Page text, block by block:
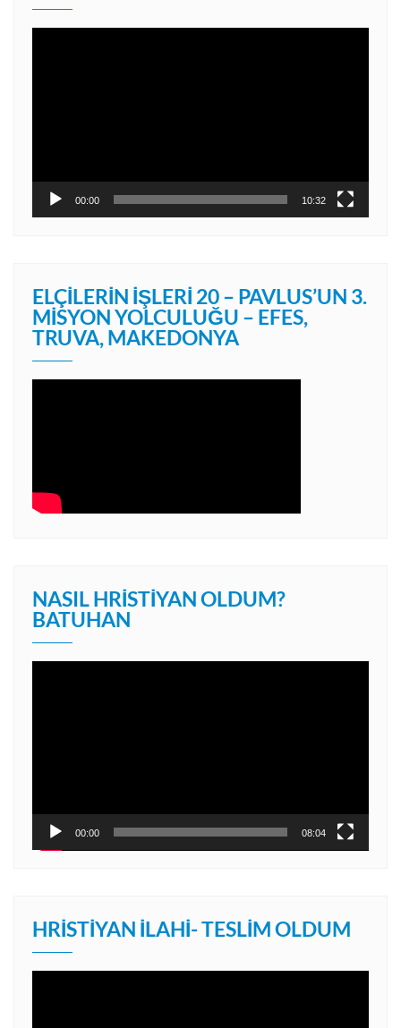
00:00 10:32
ELÇILERIN İŞLERI 20 – PAVLUS’UN 3.
MISYON YOLCULUĞU – EFES,
TRUVA, MAKEDONYA
NASIL HRISTIYAN OLDUM?
BATUHAN
00:00 08:04
HRISTIYAN İLAHI- TESLIM OLDUM